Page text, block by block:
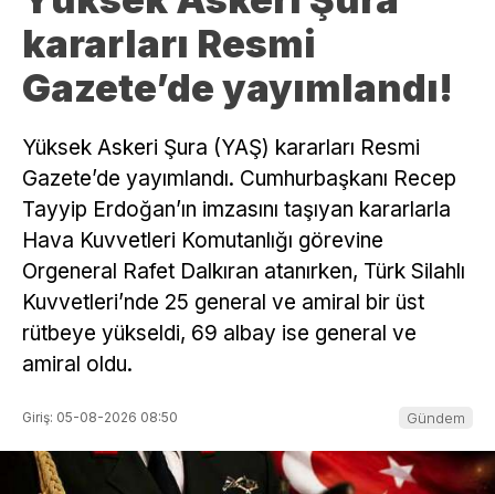
kararları Resmi
Gazete’de yayımlandı!
Yüksek Askeri Şura (YAŞ) kararları Resmi
Gazete’de yayımlandı. Cumhurbaşkanı Recep
Tayyip Erdoğan’ın imzasını taşıyan kararlarla
Hava Kuvvetleri Komutanlığı görevine
Orgeneral Rafet Dalkıran atanırken, Türk Silahlı
Kuvvetleri’nde 25 general ve amiral bir üst
rütbeye yükseldi, 69 albay ise general ve
amiral oldu.
Giriş: 05-08-2026 08:50 Gündem